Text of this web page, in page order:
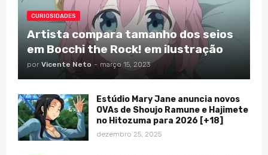
CURIOSIDADES
Artista compara tamanho dos seios
em Bocchi the Rock! em ilustração
por Vicente Neto - março 15, 2023
Estúdio Mary Jane anuncia novos
OVAs de Shoujo Ramune e Hajimete
no Hitozuma para 2026 [+18]
dezembro 25, 2025